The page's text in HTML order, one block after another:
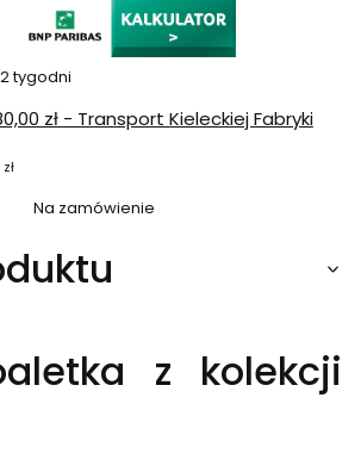
tygodni
zł - Transport Kieleckiej Fabryki
Na zamówienie
z kolekcji